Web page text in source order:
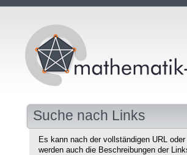
Suche nach Links
Es kann nach der vollständigen URL
werden auch die Beschreibungen der